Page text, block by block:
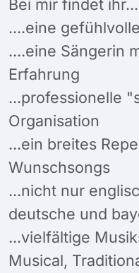
Bei mir findet ihr...
....eine
....eine Sängerin
Erfahrung
...professionelle
Organisation
...ein breites
Wunschsongs
...nicht nur
deutsche und
...vielfältige
Musical,